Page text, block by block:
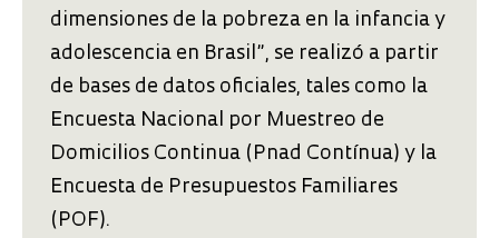
dimensiones de la pobreza en la infancia y
adolescencia en Brasil”, se realizó a partir
de bases de datos oficiales, tales como la
Encuesta Nacional por Muestreo de
Domicilios Continua (Pnad Contínua) y la
Encuesta de Presupuestos Familiares
(POF).